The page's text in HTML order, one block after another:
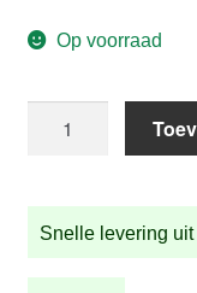
Op voorraad
aantal
Snelle levering uit